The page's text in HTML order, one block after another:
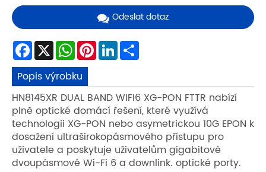
Odeslat dotaz
Facebook
X WhatsApp
Pinterest
LinkedIn
Popis výrobku
HN8145XR DUAL BAND WIFI6 XG-PON FTTR nabízí
plně optické domácí řešení, které využívá
technologii XG-PON nebo asymetrickou 10G EPON k
dosažení ultraširokopásmového přístupu pro
uživatele a poskytuje uživatelům gigabitové
dvoupásmové Wi-Fi 6 a downlink. optické porty.